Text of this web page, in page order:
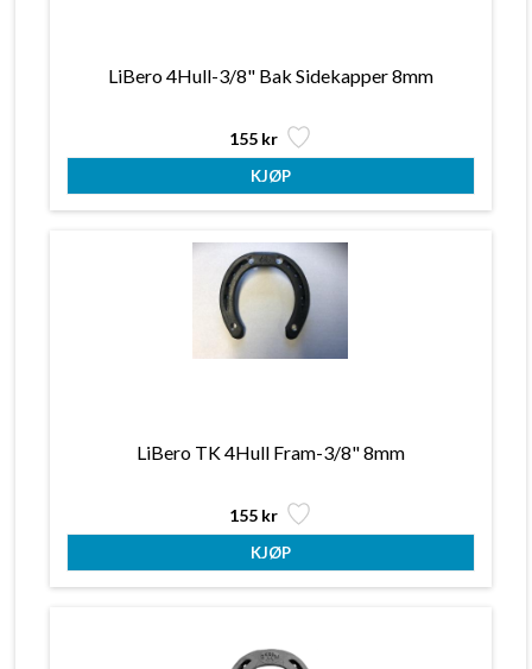
LiBero 4Hull-3/8" Bak Sidekapper 8mm
155 kr
LiBero TK 4Hull Fram-3/8" 8mm
155 kr